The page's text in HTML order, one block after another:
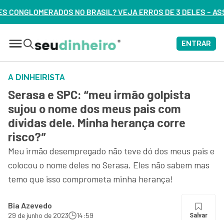
VEJA ERROS DE 3 DELES – ASSISTA AGORA
ENTRAR
A DINHEIRISTA
Serasa e SPC: “meu irmão golpista
sujou o nome dos meus pais com
dívidas dele. Minha herança corre
risco?”
Meu irmão desempregado não teve dó dos meus pais e
colocou o nome deles no Serasa. Eles não sabem mas
temo que isso comprometa minha herança!
Bia Azevedo
29 de junho de 2023 14:59 Salvar